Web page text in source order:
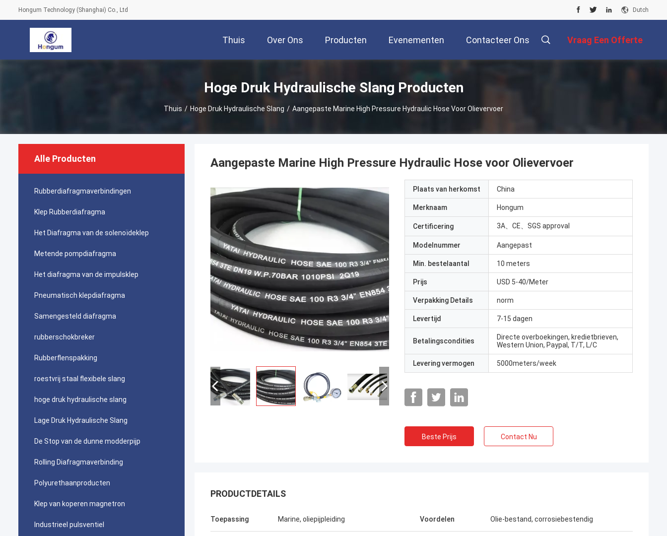
Hongum Technology (Shanghai) Co., Ltd Dutch
Thuis Over Ons Producten Evenementen Contacteer Ons Vraag Een Offerte
Hoge Druk Hydraulische Slang Producten
Thuis / Hoge Druk Hydraulische Slang / Aangepaste Marine High Pressure Hydraulic Hose Voor Olievervoer
Alle Producten
Rubberdiafragmaverbindingen
Klep Rubberdiafragma
Het Diafragma van de solenoïdeklep
Metende pompdiafragma
Het diafragma van de impulsklep
Pneumatisch klepdiafragma
Samengesteld diafragma
rubberschokbreker
Rubberflenspakking
roestvrij staal flexibele slang
hoge druk hydraulische slang
Lage Druk Hydraulische Slang
De Stop van de dunne modderpijp
Rolling Diafragmaverbinding
Polyurethaanproducten
Klep van koperen magnetron
Industrieel pulsventiel
Aangepaste Marine High Pressure Hydraulic Hose voor Olievervoer
Plaats van herkomst China
Merknaam Hongum
Certificering 3A、CE、SGS approval
Modelnummer Aangepast
Min. bestelaantal 10 meters
Prijs USD 5-40/Meter
Verpakking Details norm
Levertijd 7-15 dagen
Betalingscondities
Directe overboekingen, kredietbrieven,
Western Union, Paypal, T/T, L/C
Levering vermogen 5000meters/week
Beste Prijs Contact Nu
PRODUCTDETAILS
Toepassing Marine, oliepijpleiding Voordelen Olie-bestand, corrosiebestendig